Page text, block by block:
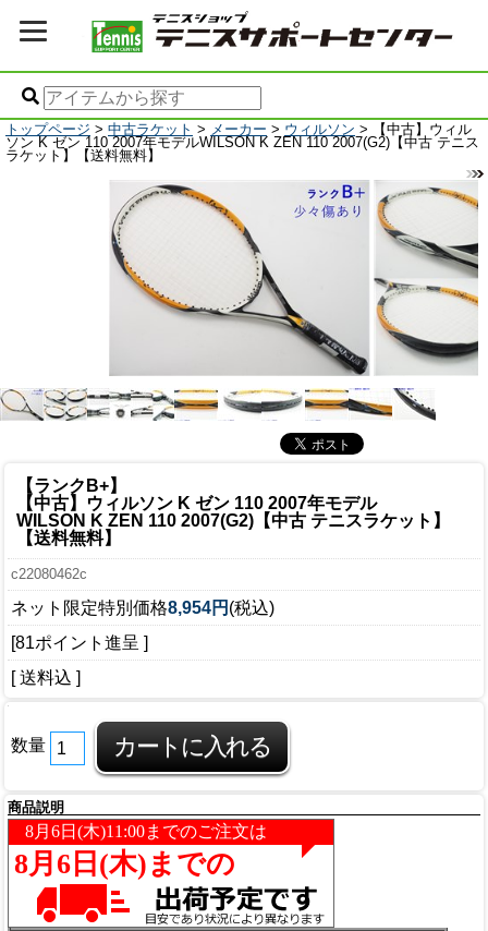
トップページ > 中古ラケット > メーカー > ウィルソン > 【中古】ウィル
ソン K ゼン 110 2007年モデルWILSON K ZEN 110 2007(G2)【中古 テニス
ラケット】【送料無料】
【ランクB+】
【中古】ウィルソン K ゼン 110 2007年モデル
WILSON K ZEN 110 2007(G2)【中古 テニスラケット】
【送料無料】
c22080462c
ネット限定特別価格8,954円 (税込)
[81ポイント進呈 ]
[ 送料込 ]
数量
商品説明